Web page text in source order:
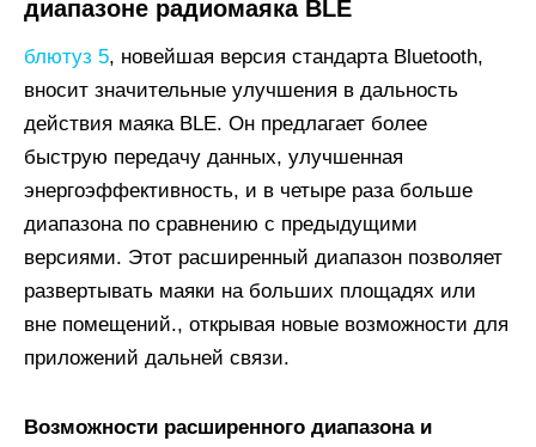
диапазоне радиомаяка BLE
блютуз 5, новейшая версия стандарта Bluetooth,
вносит значительные улучшения в дальность
действия маяка BLE. Он предлагает более
быструю передачу данных, улучшенная
энергоэффективность, и в четыре раза больше
диапазона по сравнению с предыдущими
версиями. Этот расширенный диапазон позволяет
развертывать маяки на больших площадях или
вне помещений., открывая новые возможности для
приложений дальней связи.
Возможности расширенного диапазона и